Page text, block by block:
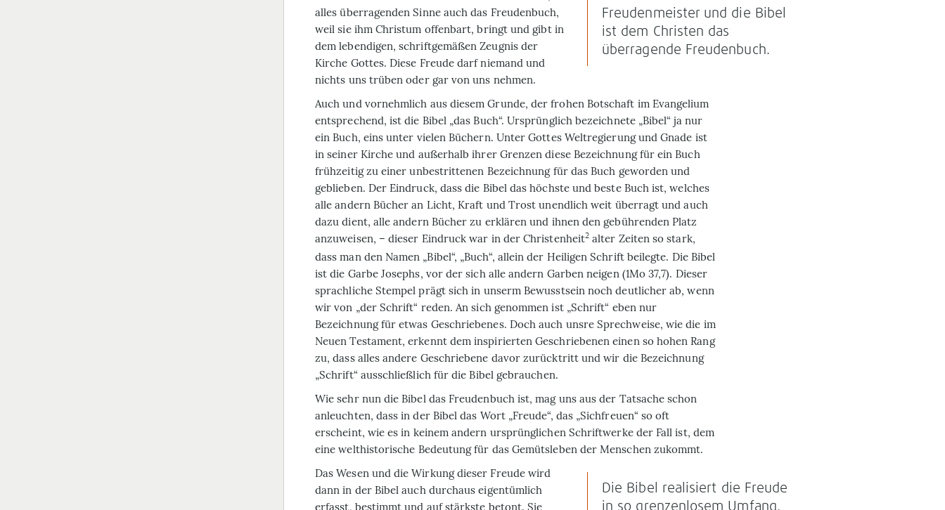
Freudenmeister und die Bibel
ist dem Christen das
überragende Freudenbuch.
alles überragenden Sinne auch das Freudenbuch,
weil sie ihm Christum offenbart, bringt und gibt in
dem lebendigen, schriftgemäßen Zeugnis der
Kirche Gottes. Diese Freude darf niemand und
nichts uns trüben oder gar von uns nehmen.
Auch und vornehmlich aus diesem Grunde, der frohen Botschaft im Evangelium
entsprechend, ist die Bibel „das Buch“. Ursprünglich bezeichnete „Bibel“ ja nur
ein Buch, eins unter vielen Büchern. Unter Gottes Weltregierung und Gnade ist
in seiner Kirche und außerhalb ihrer Grenzen diese Bezeichnung für ein Buch
frühzeitig zu einer unbestrittenen Bezeichnung für das Buch geworden und
geblieben. Der Eindruck, dass die Bibel das höchste und beste Buch ist, welches
alle andern Bücher an Licht, Kraft und Trost unendlich weit überragt und auch
dazu dient, alle andern Bücher zu erklären und ihnen den gebührenden Platz
anzuweisen, – dieser Eindruck war in der Christenheit2 alter Zeiten so stark,
dass man den Namen „Bibel“, „Buch“, allein der Heiligen Schrift beilegte. Die Bibel
ist die Garbe Josephs, vor der sich alle andern Garben neigen (1Mo 37,7). Dieser
sprachliche Stempel prägt sich in unserm Bewusstsein noch deutlicher ab, wenn
wir von „der Schrift“ reden. An sich genommen ist „Schrift“ eben nur
Bezeichnung für etwas Geschriebenes. Doch auch unsre Sprechweise, wie die im
Neuen Testament, erkennt dem inspirierten Geschriebenen einen so hohen Rang
zu, dass alles andere Geschriebene davor zurücktritt und wir die Bezeichnung
„Schrift“ ausschließlich für die Bibel gebrauchen.
Wie sehr nun die Bibel das Freudenbuch ist, mag uns aus der Tatsache schon
anleuchten, dass in der Bibel das Wort „Freude“, das „Sichfreuen“ so oft
erscheint, wie es in keinem andern ursprünglichen Schriftwerke der Fall ist, dem
eine welthistorische Bedeutung für das Gemütsleben der Menschen zukommt.
Die Bibel realisiert die Freude
in so grenzenlosem Umfang,
Das Wesen und die Wirkung dieser Freude wird
dann in der Bibel auch durchaus eigentümlich
erfasst, bestimmt und auf stärkste betont. Sie